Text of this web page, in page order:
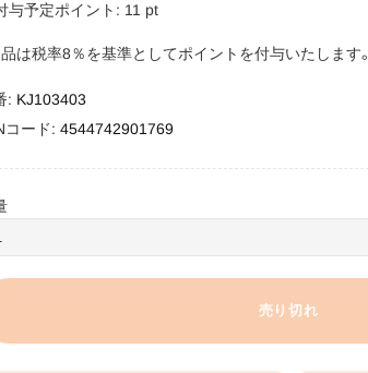
与予定ポイント: 11 pt
は税率8％を基準としてポイントを付与いたします。
: KJ103403
コード: 4544742901769
売り切れ